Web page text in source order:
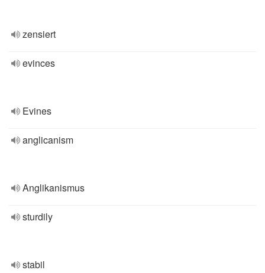
zensiert
evinces
Evines
anglicanism
Anglikanismus
sturdily
stabil